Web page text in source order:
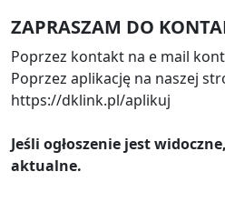
ZAPRASZAM DO
Poprzez kontakt na e mail
Poprzez aplikację na naszej
https://dklink.pl/aplikuj
Jeśli ogłoszenie jest
aktualne.